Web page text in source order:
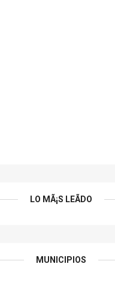
LO MÃ¡S LEÃ­DO
MUNICIPIOS